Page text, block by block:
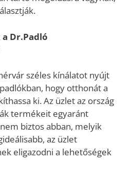
Dr.Padló
széles kínálatot nyújt
hogy otthonát a
ki. Az üzlet az ország
termékeit egyaránt
biztos abban, melyik
az üzlet
eligazodni a lehetőségek